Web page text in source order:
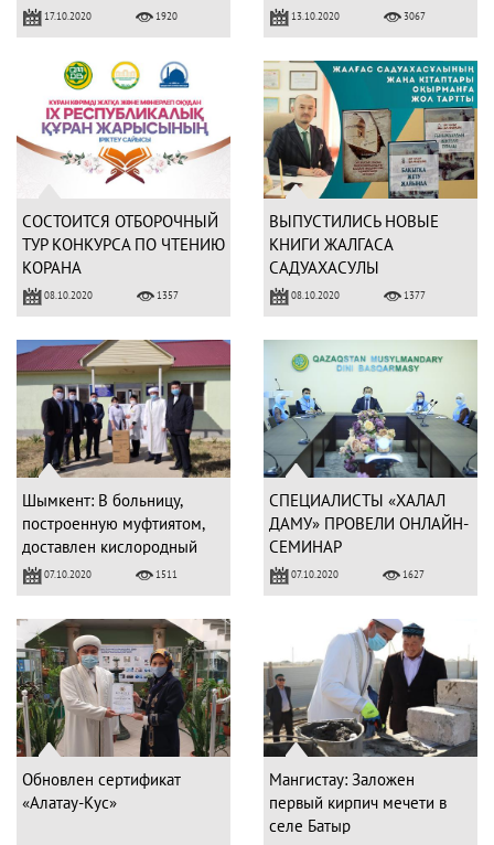
17.10.2020 1920 13.10.2020 3067
СОСТОИТСЯ ОТБОРОЧНЫЙ
ТУР КОНКУРСА ПО ЧТЕНИЮ
КОРАНА
08.10.2020 1357
ВЫПУСТИЛИСЬ НОВЫЕ
КНИГИ ЖАЛГАСА
САДУАХАСУЛЫ
08.10.2020 1377
Шымкент: В больницу,
построенную муфтиятом,
доставлен кислородный
концентратор
07.10.2020 1511
СПЕЦИАЛИСТЫ «ХАЛАЛ
ДАМУ» ПРОВЕЛИ ОНЛАЙН-
СЕМИНАР
ПРЕДПРИНИМАТЕЛЯМ
СЕМЕЯ
07.10.2020 1627
Обновлен сертификат
«Алатау-Кус»
Мангистау: Заложен
первый кирпич мечети в
селе Батыр